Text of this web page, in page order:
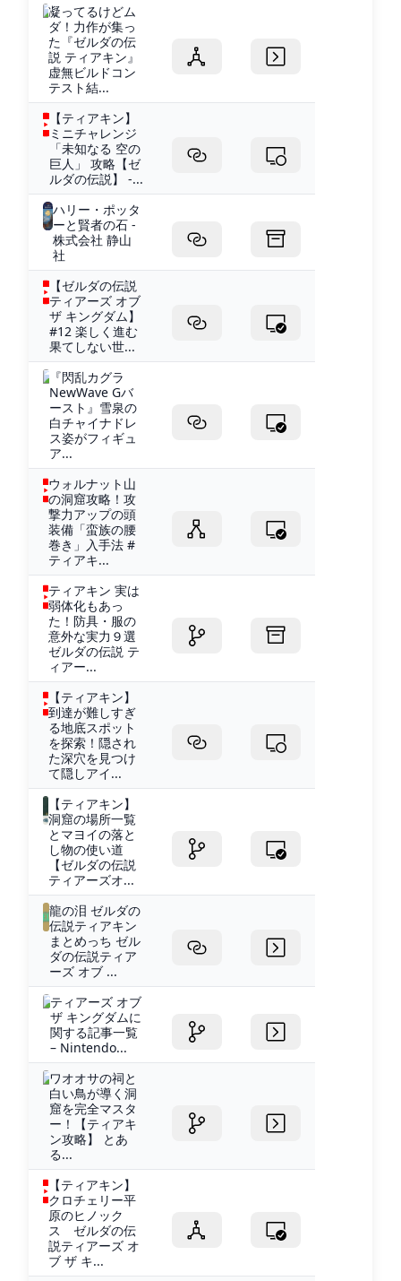
凝ってるけどム
ダ！力作が集っ
た『ゼルダの伝
説 ティアキン』
虚無ビルドコン
テスト結...
【ティアキン】
ミニチャレンジ
「未知なる 空の
巨人」 攻略【ゼ
ルダの伝説】 -...
ハリー・ポッタ
ーと賢者の石 -
株式会社 静山
社
【ゼルダの伝説
ティアーズ オブ
ザ キングダム】
#12 楽しく進む
果てしない世...
『閃乱カグラ
NewWave Gバ
ースト』雪泉の
白チャイナドレ
ス姿がフィギュ
ア...
ウォルナット山
の洞窟攻略！攻
撃力アップの頭
装備「蛮族の腰
巻き」入手法 #
ティアキ...
ティアキン 実は
弱体化もあっ
た！防具・服の
意外な実力９選
ゼルダの伝説 テ
ィアー...
【ティアキン】
到達が難しすぎ
る地底スポット
を探索！隠され
た深穴を見つけ
て隠しアイ...
【ティアキン】
洞窟の場所一覧
とマヨイの落と
し物の使い道
【ゼルダの伝説
ティアーズオ...
龍の泪 ゼルダの
伝説ティアキン
まとめっち ゼル
ダの伝説ティア
ーズ オブ ...
ティアーズ オブ
ザ キングダムに
関する記事一覧
– Nintendo...
ワオオサの祠と
白い鳥が導く洞
窟を完全マスタ
ー！【ティアキ
ン攻略】 とあ
る...
【ティアキン】
クロチェリー平
原のヒノック
ス ゼルダの伝
説ティアーズ オ
ブ ザ キ...